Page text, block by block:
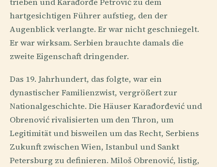
hartgesichtigen Führer aufstieg, den der
Augenblick verlangte. Er war nicht geschniegelt.
Er war wirksam. Serbien brauchte damals die
zweite Eigenschaft dringender.
Das 19. Jahrhundert, das folgte, war ein
dynastischer Familienzwist, vergrößert zur
Nationalgeschichte. Die Häuser Karađorđević und
Obrenović rivalisierten um den Thron, um
Legitimität und bisweilen um das Recht, Serbiens
Zukunft zwischen Wien, Istanbul und Sankt
Petersburg zu definieren. Miloš Obrenović, listig,